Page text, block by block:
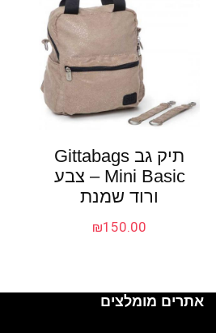
תיק גב Gittabags
Mini Basic – צבע
ורוד שמנת
₪150.00
אתרים מומלצים